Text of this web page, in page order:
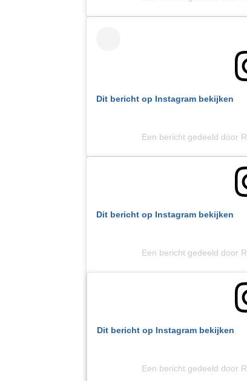
Dit bericht op Instagram bekijken
Een bericht gedeeld door
Dit bericht op Instagram bekijken
Een bericht gedeeld door
Dit bericht op Instagram bekijken
Een bericht gedeeld door